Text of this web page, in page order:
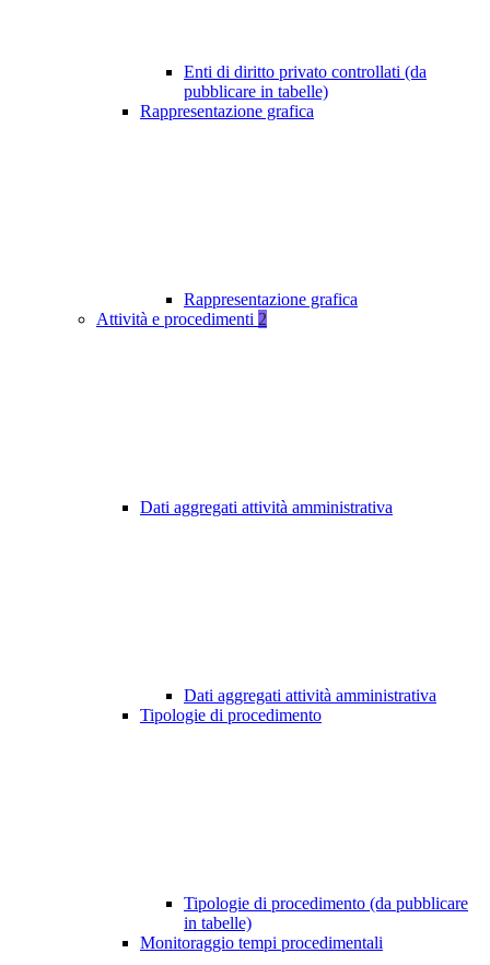
Enti di diritto privato controllati (da
pubblicare in tabelle)
Rappresentazione grafica
Rappresentazione grafica
Attività e procedimenti 2
Dati aggregati attività amministrativa
Dati aggregati attività amministrativa
Tipologie di procedimento
Tipologie di procedimento (da pubblicare
in tabelle)
Monitoraggio tempi procedimentali